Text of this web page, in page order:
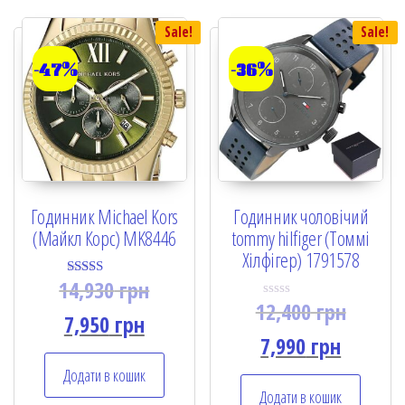
Sale!
-47%
Годинник Michael Kors
(Майкл Корс) MK8446
Rated
5.00
out of 5
14,930грн
7,950грн
Додати в кошик
Sale!
-36%
Годинник чоловічий
tommy hilfiger (Томмі
Хілфігер) 1791578
R
a
t
e
d
0
o
12,400грн
7,990 грн
Додати в кошик